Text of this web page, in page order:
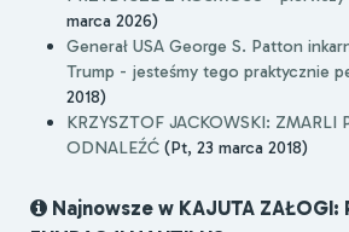
marca 2026)
Generał USA George S. Patton
Trump - jesteśmy tego praktycznie
2018)
KRZYSZTOF JACKOWSKI: ZMARLI
ODNALEŹĆ (Pt, 23 marca 2018)
Najnowsze w KAJUTA ZAŁOGI: